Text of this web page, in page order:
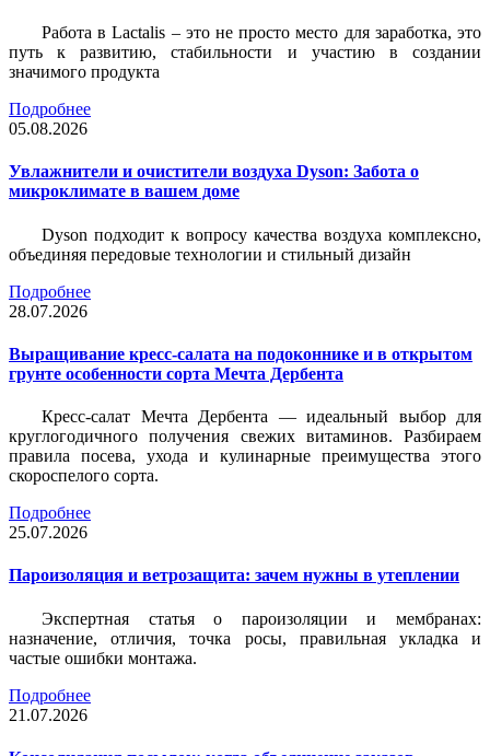
Работа в Lactalis – это не просто место для заработка, это
путь к развитию, стабильности и участию в создании
значимого продукта
Подробнее
05.08.2026
Увлажнители и очистители воздуха Dyson: Забота о
микроклимате в вашем доме
Dyson подходит к вопросу качества воздуха комплексно,
объединяя передовые технологии и стильный дизайн
Подробнее
28.07.2026
Выращивание кресс-салата на подоконнике и в открытом
грунте особенности сорта Мечта Дербента
Кресс-салат Мечта Дербента — идеальный выбор для
круглогодичного получения свежих витаминов. Разбираем
правила посева, ухода и кулинарные преимущества этого
скороспелого сорта.
Подробнее
25.07.2026
Пароизоляция и ветрозащита: зачем нужны в утеплении
Экспертная статья о пароизоляции и мембранах:
назначение, отличия, точка росы, правильная укладка и
частые ошибки монтажа.
Подробнее
21.07.2026